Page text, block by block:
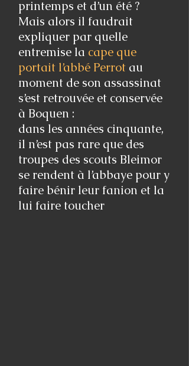
printemps et d’un été ?
Mais alors il faudrait
expliquer par quelle
entremise la cape que
portait l’abbé Perrot au
moment de son assassinat
s’est retrouvée et conservée
à Boquen :
dans les années cinquante,
il n’est pas rare que des
troupes des scouts Bleimor
se rendent à l’abbaye pour y
faire bénir leur fanion et la
lui faire toucher